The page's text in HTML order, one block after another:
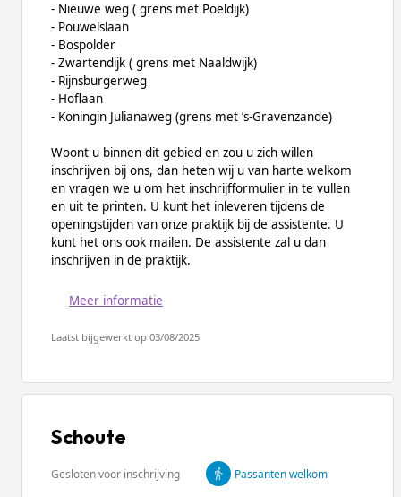
- Nieuwe weg ( grens met Poeldijk)
- Pouwelslaan
- Bospolder
- Zwartendijk ( grens met Naaldwijk)
- Rijnsburgerweg
- Hoflaan
- Koningin Julianaweg (grens met ’s-Gravenzande)
Woont u binnen dit gebied en zou u zich willen
inschrijven bij ons, dan heten wij u van harte welkom
en vragen we u om het inschrijfformulier in te vullen
en uit te printen. U kunt het inleveren tijdens de
openingstijden van onze praktijk bij de assistente. U
kunt het ons ook mailen. De assistente zal u dan
inschrijven in de praktijk.
Meer informatie
Laatst bijgewerkt op 03/08/2025
Schoute
Gesloten voor inschrijving Passanten welkom